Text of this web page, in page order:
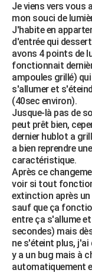
Guides de France
Escapades
Patrimoine
Expositions
Musées
Week-end nature
+LIFESTYLE
Art de vivre
Bien-être
Loisirs
Mode
Modes de vie
SANTE
Alimentation
Guide de la santé
Maladies
Médicaments
Sommeil
VOYAGE
Destinations
City break
Voyage nature
Voyage de noces
Forum
Climat
+PHOTO
GUIDES D'ACHAT
BONS PLANS
CARTE DE VOEUX
Carte de Noël
Carte Bonne année
Carte Saint-Valentin
Carte Pâques
Carte d'anniversaire
DICTIONNAIRE
Dictionnaire
Biographies
Citations
Expressions
Proverbes
PROGRAMME TV
COPAINS D'AVANT
S'inscrire
Se connecter
Lycées
Collèges
Primaires
Universités
Entreprises
Service militaire
Avis de recherche
AVIS DE DÉCÈS
Je viens vers vous
mon souci de
J'habite en
d'entrée qui
avons 4 points de
fonctionnait
ampoules grillé)
s'allumer et
(40sec environ).
Jusque-là pas de
peut prêt bien,
dernier hublot a
a bien reprendre
caractéristique.
Après ce
voir si tout
extinction après
sauf que ça
entre ça s'allume
secondes) mais
ne s'éteint plus,
y a un bug mais à
automatiquement